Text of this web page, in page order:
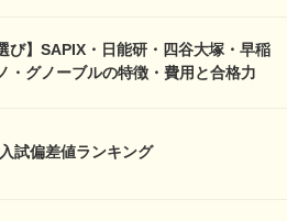
び】SAPIX・日能研・四谷大塚・早稲
・グノーブルの特徴・費用と合格力
試偏差値ランキング